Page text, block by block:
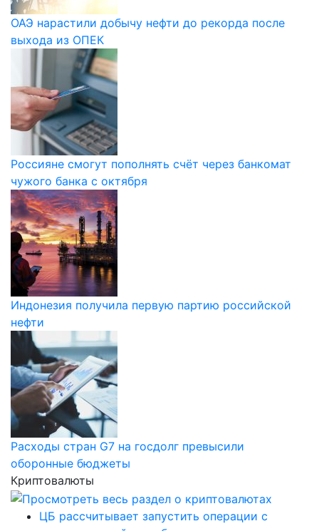
ОАЭ нарастили добычу нефти до рекорда после
выхода из ОПЕК
Россияне смогут пополнять счёт через банкомат
чужого банка с октября
Индонезия получила первую партию российской
нефти
Расходы стран G7 на госдолг превысили
оборонные бюджеты
Криптовалюты
ЦБ рассчитывает запустить операции с